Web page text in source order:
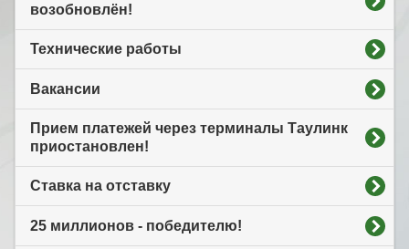
возобновлён!
Технические работы
Вакансии
Прием платежей через терминалы Таулинк
приостановлен!
Ставка на отставку
25 миллионов - победителю!